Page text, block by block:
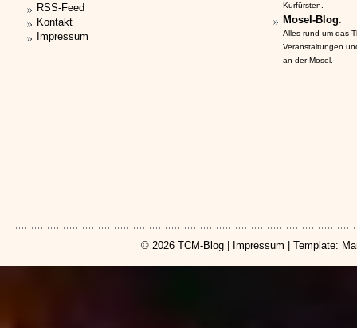
RSS-Feed
Kontakt
Impressum
Kurfürsten.
Mosel-Blog:
Alles rund um das
Veranstaltungen
an der Mosel.
© 2026 TCM-Blog| Impressum | Template: